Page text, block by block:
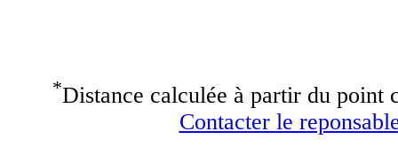
*Distance calculée à partir du point
Contacter le